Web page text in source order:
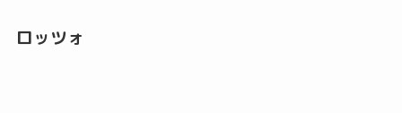
ロッツォ